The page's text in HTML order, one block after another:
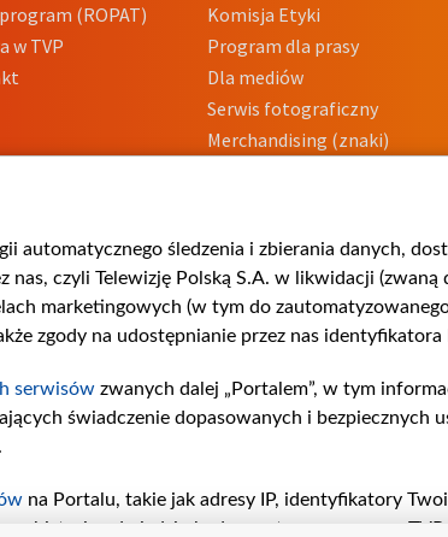
(ROPAT)
w TVP
Komisja Etyki
Program dla prasy
Dla mediów
Serwis fotograficzny
Merchandising (znaki)
automatycznego śledzenia i zbierania danych,
czyli Telewizję Polską S.A. w likwidacji (zwaną
marketingowych (w tym do
zgody na udostępnianie przez nas identyfikatora
serwisów zwanych dalej „Portalem”, w tym
świadczenie dopasowanych i bezpiecznych
na Portalu, takie jak adresy IP, identyfikatory
historia odwiedzin będą przetwarzane przez TVP,